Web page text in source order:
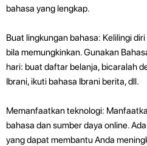
bahasa yang lengkap.
Buat lingkungan bahasa: Kelilingi
bila memungkinkan. Gunakan
hari: buat daftar belanja, bicaralah
Ibrani, ikuti bahasa Ibrani berita, dll.
Memanfaatkan teknologi:
bahasa dan sumber daya online.
yang dapat membantu Anda